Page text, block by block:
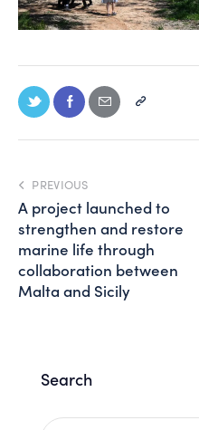
PREVIOUS
A project launched to
strengthen and restore
marine life through
collaboration between
Malta and Sicily
Search